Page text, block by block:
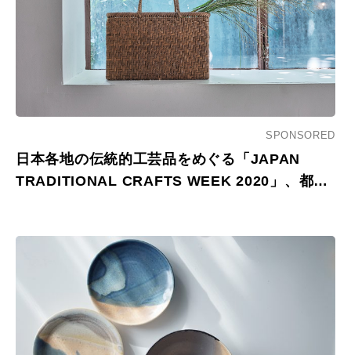
SPONSORED
日本各地の伝統的工芸品をめぐる「JAPAN
TRADITIONAL CRAFTS WEEK 2020」、都内